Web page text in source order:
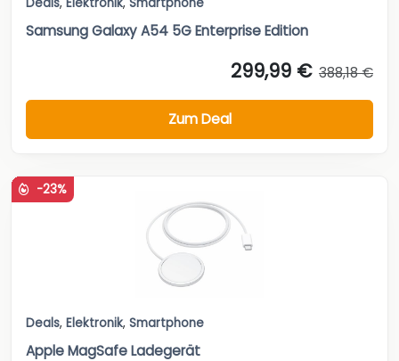
Deals, Elektronik, Smartphone
Samsung Galaxy A54 5G Enterprise Edition
299,99 € 388,18 €
Zum Deal
-23%
Deals, Elektronik, Smartphone
Apple MagSafe Ladegerät